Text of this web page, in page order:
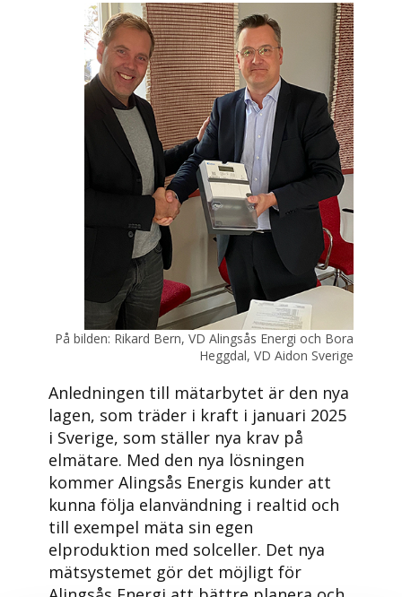
På bilden: Rikard Bern, VD Alingsås Energi och Bora
Heggdal, VD Aidon Sverige
Anledningen till mätarbytet är den nya
lagen, som träder i kraft i januari 2025
i Sverige, som ställer nya krav på
elmätare. Med den nya lösningen
kommer Alingsås Energis kunder att
kunna följa elanvändning i realtid och
till exempel mäta sin egen
elproduktion med solceller. Det nya
mätsystemet gör det möjligt för